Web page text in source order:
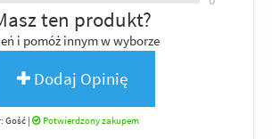
ten produkt?
i pomóż innym w wyborze
Dodaj Opinię
Gość | Potwierdzony zakupem